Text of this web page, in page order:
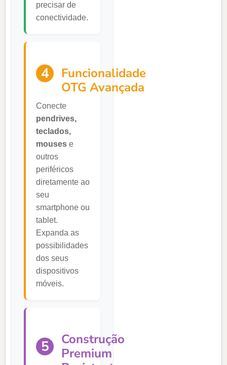
precisar de
conectividade.
4
Funcionalidade
OTG Avançada
Conecte
pendrives,
teclados,
mouses e
outros
periféricos
diretamente ao
seu
smartphone ou
tablet.
Expanda as
possibilidades
dos seus
dispositivos
móveis.
5
Construção
Premium